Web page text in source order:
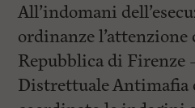
All’indomani
ordinanze
Repubblica di Firenze
Distrettuale Antimafia